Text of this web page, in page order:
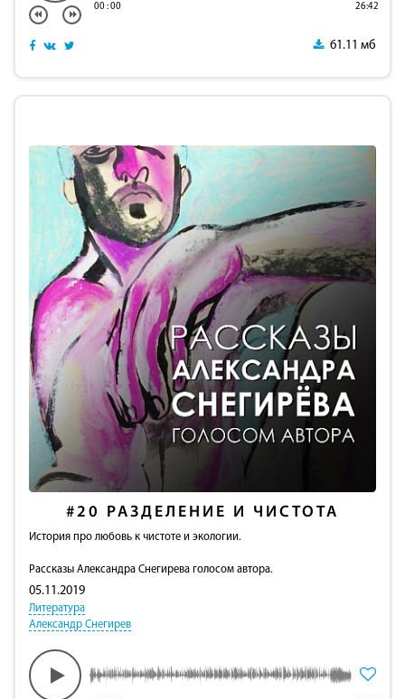
00:00 26:42
61.11 мб
#20 РАЗДЕЛЕНИЕ И ЧИСТОТА
История про любовь к чистоте и экологии.
Рассказы Александра Снегирева голосом автора.
05.11.2019
Литература
Александр Снегирев